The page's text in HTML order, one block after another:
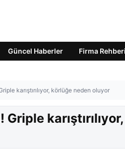
Güncel Haberler Firma Rehberi
karıştırılıyor, körlüğe neden oluyor